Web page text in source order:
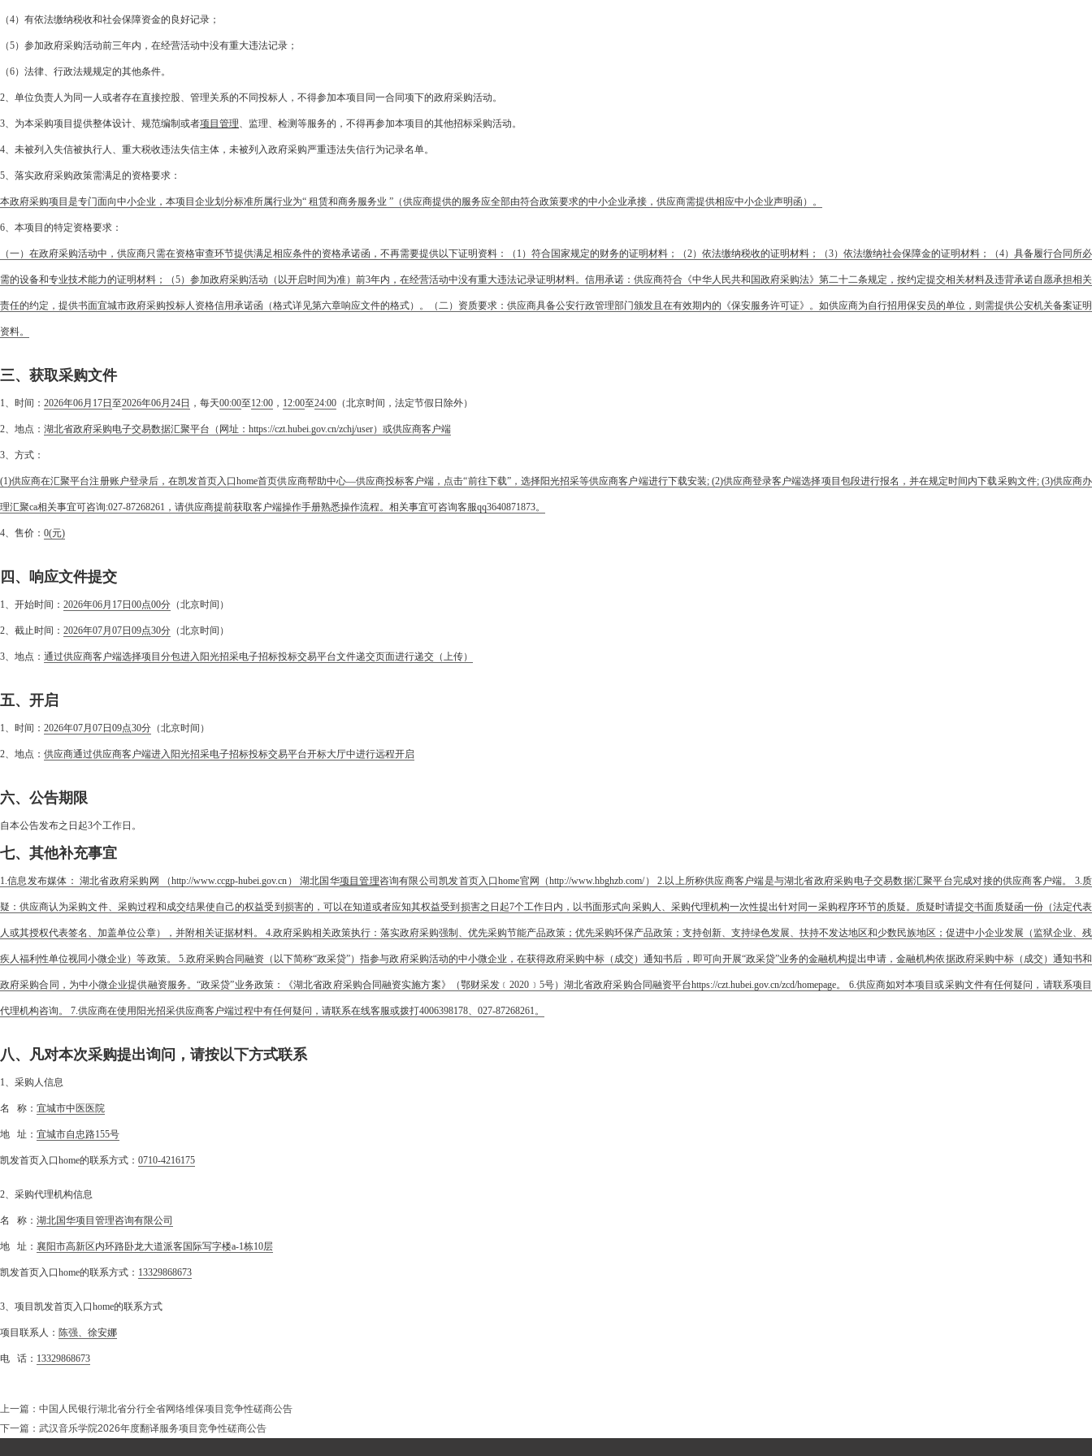
（4）有依法缴纳税收和社会保障资金的良好记录；
（5）参加政府采购活动前三年内，在经营活动中没有重大违法记录；
（6）法律、行政法规规定的其他条件。
2、单位负责人为同一人或者存在直接控股、管理关系的不同投标人，不得参加本项目同一合同项下的政府采购活动。
3、为本采购项目提供整体设计、规范编制或者项目管理、监理、检测等服务的，不得再参加本项目的其他招标采购活动。
4、未被列入失信被执行人、重大税收违法失信主体，未被列入政府采购严重违法失信行为记录名单。
5、落实政府采购政策需满足的资格要求：
本政府采购项目是专门面向中小企业，本项目企业划分标准所属行业为“ 租赁和商务服务业 ”（供应商提供的服务应全部由符合政策要求的中小企业承接，供应商需提供相应中小企业声明函）。
6、本项目的特定资格要求：
（一）在政府采购活动中，供应商只需在资格审查环节提供满足相应条件的资格承诺函，不再需要提供以下证明资料：（1）符合国家规定的财务的证明材料；（2）依法缴纳税收的证明材料；（3）依法缴纳社会保障金的证明材料；（4）具备履行合同所必
需的设备和专业技术能力的证明材料；（5）参加政府采购活动（以开启时间为准）前3年内，在经营活动中没有重大违法记录证明材料。信用承诺：供应商符合《中华人民共和国政府采购法》第二十二条规定，按约定提交相关材料及违背承诺自愿承担相关
责任的约定，提供书面宜城市政府采购投标人资格信用承诺函（格式详见第六章响应文件的格式）。（二）资质要求：供应商具备公安行政管理部门颁发且在有效期内的《保安服务许可证》。如供应商为自行招用保安员的单位，则需提供公安机关备案证明
资料。
三、获取采购文件
1、时间： 2026年06月17日 至2026年06月24日 ，每天00:00至12:00 ， 12:00至24:00 （北京时间，法定节假日除外）
2、地点： 湖北省政府采购电子交易数据汇聚平台（网址：https://czt.hubei.gov.cn/zchj/user）或供应商客户端
3、方式：
(1)供应商在汇聚平台注册账户登录后，在凯发首页入口home首页供应商帮助中心—供应商投标客户端，点击“前往下载”，选择阳光招采等供应商客户端进行下载安装; (2)供应商登录客户端选择项目包段进行报名，并在规定时间内下载采购文件; (3)供应商办
理汇聚ca相关事宜可咨询:027-87268261，请供应商提前获取客户端操作手册熟悉操作流程。相关事宜可咨询客服qq3640871873。
4、售价： 0(元)
四、响应文件提交
1、开始时间： 2026年06月17日00点00分 （北京时间）
2、截止时间： 2026年07月07日09点30分 （北京时间）
3、地点： 通过供应商客户端选择项目分包进入阳光招采电子招标投标交易平台文件递交页面进行递交（上传）
五、开启
1、时间： 2026年07月07日09点30分 （北京时间）
2、地点： 供应商通过供应商客户端进入阳光招采电子招标投标交易平台开标大厅中进行远程开启
六、公告期限
自本公告发布之日起3个工作日。
七、其他补充事宜
1.信息发布媒体： 湖北省政府采购网 （http://www.ccgp-hubei.gov.cn） 湖北国华项目管理咨询有限公司凯发首页入口home官网（http://www.hbghzb.com/） 2.以上所称供应商客户端是与湖北省政府采购电子交易数据汇聚平台完成对接的供应商客户端。 3.质
疑：供应商认为采购文件、采购过程和成交结果使自己的权益受到损害的，可以在知道或者应知其权益受到损害之日起7个工作日内，以书面形式向采购人、采购代理机构一次性提出针对同一采购程序环节的质疑。质疑时请提交书面质疑函一份（法定代表
人或其授权代表签名、加盖单位公章），并附相关证据材料。 4.政府采购相关政策执行：落实政府采购强制、优先采购节能产品政策；优先采购环保产品政策；支持创新、支持绿色发展、扶持不发达地区和少数民族地区；促进中小企业发展（监狱企业、残
疾人福利性单位视同小微企业）等政策。 5.政府采购合同融资（以下简称“政采贷”）指参与政府采购活动的中小微企业，在获得政府采购中标（成交）通知书后，即可向开展“政采贷”业务的金融机构提出申请，金融机构依据政府采购中标（成交）通知书和
政府采购合同，为中小微企业提供融资服务。“政采贷”业务政策：《湖北省政府采购合同融资实施方案》（鄂财采发﹝2020﹞5号）湖北省政府采购合同融资平台https://czt.hubei.gov.cn/zcd/homepage。 6.供应商如对本项目或采购文件有任何疑问，请联系项目
代理机构咨询。 7.供应商在使用阳光招采供应商客户端过程中有任何疑问，请联系在线客服或拨打4006398178、027-87268261。
八、凡对本次采购提出询问，请按以下方式联系
1、采购人信息
名 称： 宜城市中医医院
地 址： 宜城市自忠路155号
凯发首页入口home的联系方式： 0710-4216175
2、采购代理机构信息
名 称： 湖北国华项目管理咨询有限公司
地 址： 襄阳市高新区内环路卧龙大道派客国际写字楼a-1栋10层
凯发首页入口home的联系方式： 13329868673
3、项目凯发首页入口home的联系方式
项目联系人： 陈强、徐安娜
电 话： 13329868673
上一篇： 中国人民银行湖北省分行全省网络维保项目竞争性磋商公告
下一篇： 武汉音乐学院2026年度翻译服务项目竞争性磋商公告